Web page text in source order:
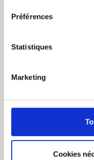
Préférences
Statistiques
Marketing
Cookies